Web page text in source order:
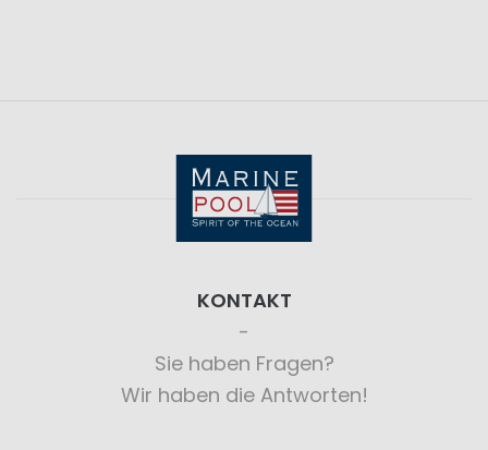
KONTAKT
Sie haben Fragen?
Wir haben die Antworten!